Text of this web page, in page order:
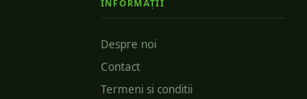
INFORMAȚII
Despre noi
Contact
Termeni si conditii